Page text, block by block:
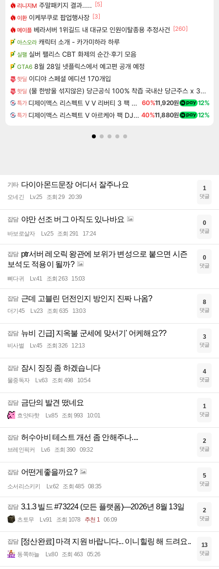
리니지M 주말패키지 결과..... [5]
이환 이케부쿠로 팝업행사장 [3]
메이플 베라서버 1위길드 내 대규모 인원이탈종용 추정사건 [260]
아스오라 캐릭터 소개 - 카가미하라 하루
실팰 실버 팰리스 CBT 화제의 순간·후기 모음
GTA6 8월 28일 넷플릭스에서 예고편 공개 예정
핫딜 이디야 스페셜 에디션 170개입
핫딜 (물 한방울 섞지않은) 당근공식 100% 착즙 국내산 당근주스 x 30개
특가 디제이맥스 리스펙트 V V 리버티 3 팩 DJMAX RESPECT V V Liberty 3 Pack DLC 60%11,920원 12%
특가 디제이맥스 리스펙트 V 아르케아 팩 DJMAX RESPECT V Arcaea Pack DLC 40%11,880원 12%
기타 다이아몬드문장 어디서 잘주나요
오네긴 Lv.25 조회 29 20:39
1
댓글
잡담 야만 선조 버그 아직도 있나바요
바보로살자 Lv.25 조회 291 17:24
0
댓글
잡담 ptr서버 레오릭 왕관에 보위가 변성으로 붙으면 시즌
보석도 적용이 될까?
삐다귀 Lv.41 조회 263 15:03
0
댓글
잡담 근데 고블린 던전인지 방인지 진짜 나옴?
더기45 Lv.23 조회 635 13:03
8
댓글
잡담 뉴비 긴급] 지옥불 군세에 맞서기' 어케해요??
비사벌 Lv.45 조회 326 12:13
3
댓글
잡담 잠시 징징 좀 하겠습니다
물중독자 Lv.63 조회 498 10:54
4
댓글
잡담 금단의 발견 떴네요
흐앗타핫 Lv.85 조회 993 10:01
1
댓글
잡담 허수아비 테스트 개선 좀 안해주나....
브레인픽커 Lv.6 조회 390 09:32
2
댓글
잡담 어떤게좋을까요?
소서리스키키 Lv.62 조회 485 08:35
5
댓글
잡담 3.1.3 빌드 #73224 (모든 플랫폼)—2026년 8월 13일
츠토무 Lv.91 조회 1078 추천 1 06:09
2
댓글
잡담 [정산완료] 마격 지원 바랍니다... 이니힐링 해 드려요..
동쪽하늘 Lv.80 조회 463 05:26
13
댓글